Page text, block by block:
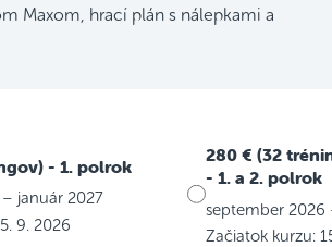
Maxom, hrací plán s nálepkami a
- 1. polrok
január 2027
9. 2026
280 € (32
- 1. a 2. polrok
september 2026
Začiatok kurzu: